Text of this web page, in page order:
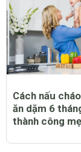
Cách nấu
ăn dặm 6
thành công